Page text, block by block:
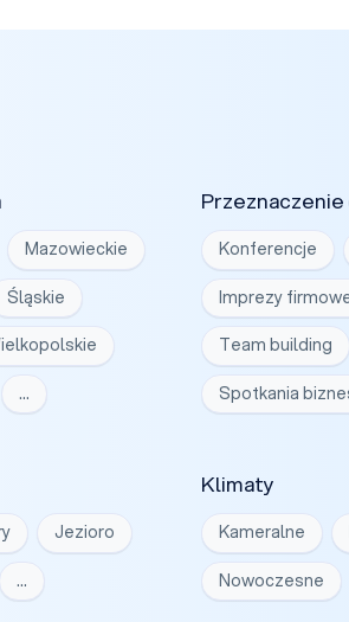
Mazowieckie
Śląskie
…
Jezioro
…
Klimaty
Kameralne
Nowoczesne
Konferencje
Imprezy
Team building
Spotkania